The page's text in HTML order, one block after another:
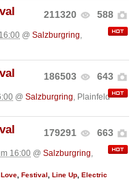
211320 588
@ Salzburgring,
186503 643
@ Salzburgring, Plainfeld
179291 663
16:00 @ Salzburgring,
Love, Festival , Line Up, Electric